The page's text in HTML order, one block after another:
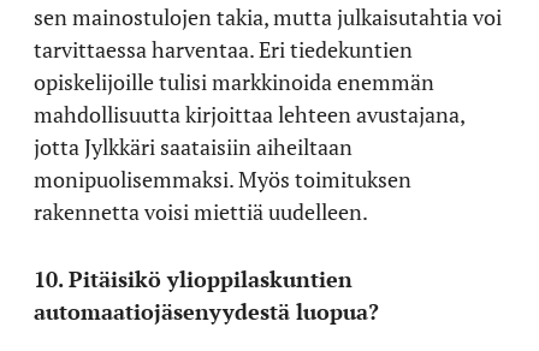
sen mainostulojen takia, mutta julkaisutahtia voi
tarvittaessa harventaa. Eri tiedekuntien
opiskelijoille tulisi markkinoida enemmän
mahdollisuutta kirjoittaa lehteen avustajana,
jotta Jylkkäri saataisiin aiheiltaan
monipuolisemmaksi. Myös toimituksen
rakennetta voisi miettiä uudelleen.
10. Pitäisikö ylioppilaskuntien
automaatiojäsenyydestä luopua?